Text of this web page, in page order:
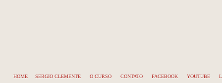
HOME SERGIO CLEMENTE O CURSO CONTATO FACEBOOK YOUTUBE